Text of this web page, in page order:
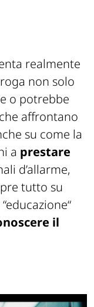
realmente
non solo
o potrebbe
affrontano
su come la
a prestare
d’allarme,
tutto su
il